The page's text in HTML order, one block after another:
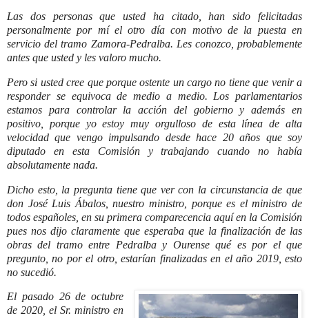
Las dos personas que usted ha citado, han sido felicitadas
personalmente por mí el otro día con motivo de la puesta en
servicio del tramo Zamora-Pedralba. Les conozco, probablemente
antes que usted y les valoro mucho.
Pero si usted cree que porque ostente un cargo no tiene que venir a
responder se equivoca de medio a medio. Los parlamentarios
estamos para controlar la acción del gobierno y además en
positivo, porque yo estoy muy orgulloso de esta línea de alta
velocidad que vengo impulsando desde hace 20 años que soy
diputado en esta Comisión y trabajando cuando no había
absolutamente nada.
Dicho esto, la pregunta tiene que ver con la circunstancia de que
don José Luis Ábalos, nuestro ministro, porque es el ministro de
todos españoles, en su primera comparecencia aquí en la Comisión
pues nos dijo claramente que esperaba que la finalización de las
obras del tramo entre Pedralba y Ourense qué es por el que
pregunto, no por el otro, estarían finalizadas en el año 2019, esto
no sucedió.
El pasado 26 de octubre
de 2020, el Sr. ministro en